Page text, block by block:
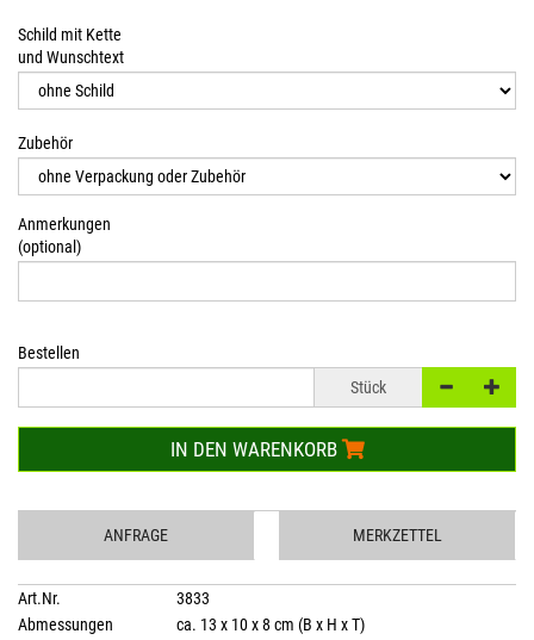
Schild mit Kette
und Wunschtext
Zubehör
Anmerkungen
(optional)
Bestellen
Stück
IN DEN WARENKORB
ANFRAGE MERKZETTEL
Art.Nr.
3833
Abmessungen
ca. 13 x 10 x 8 cm (B x H x T)